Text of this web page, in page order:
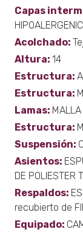
Capas
Acolchado:
Altura: 14
Estructura:
Estructura:
Lamas: MALLA
Estructura:
Suspensión:
Asientos:
DE POLIESTER
Respaldos:
recubierto de
Equipado: